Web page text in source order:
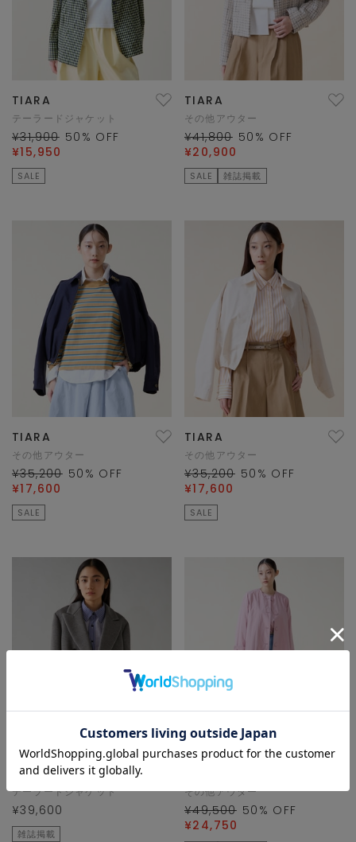
TIARA
テーラードジャケット
¥31,900 50 % OFF
¥15,950
SALE
TIARA
その他アウター
¥41,800 50 % OFF
¥20,900
SALE 雑誌掲載
TIARA
その他アウター
¥35,200 50 % OFF
¥17,600
SALE
TIARA
その他アウター
¥35,200 50 % OFF
¥17,600
SALE
TIARA
テーラードジャケット
¥39,600
雑誌掲載
その他アウター
¥49,500 50 % OFF
¥24,750